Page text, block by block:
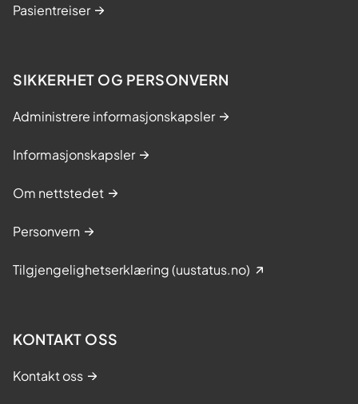
Pasientreiser
SIKKERHET OG PERSONVERN
Administrere informasjonskapsler
Informasjonskapsler
Om nettstedet
Personvern
Tilgjengelighetserklæring (uustatus.no)
KONTAKT OSS
Kontakt oss